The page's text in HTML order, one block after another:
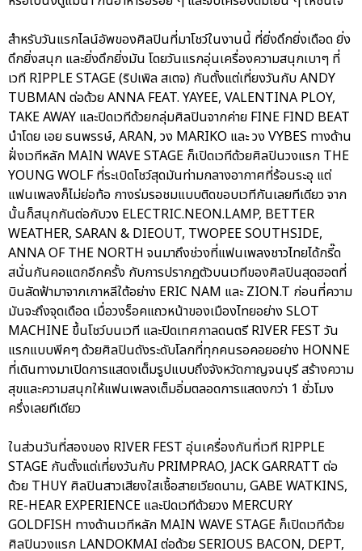
สำหรับวันแรกไลน์อัพของศิลปินที่มาโชว์ในงานนี้ ที่ยิ่งดึกยิ่งเดือด ยิ่ง
ดึกยิ่งสนุก และยิ่งดึกยิ่งมัน โดยวันแรกอุ่นเครื่องความสนุกเบาๆ ที่
เวที RIPPLE STAGE (ริปเพิล สเตจ) กันตั้งแต่เที่ยงวันกับ ANDY
TUBMAN ต่อด้วย ANNA FEAT. YAYEE, VALENTINA PLOY,
TAKE AWAY และปิดเวทีด้วยกลุ่มศิลปินจากค่าย FINE FIND BEAT
นำโดย เอย ธนพรรษ์, ARAN, วง MARIKO และ วง VYBES ทางด้าน
ฝั่งเวทีหลัก MAIN WAVE STAGE ก็เปิดเวทีด้วยศิลปินวงแรก THE
YOUNG WOLF ที่ระเบิดโชว์สุดมันท่ามกลางอากาศที่ร้อนระอุ แต่
แฟนเพลงก็ไม่ย่อท้อ กางร่มรอชมแบบติดขอบเวทีกันเลยทีเดียว จาก
นั้นก็สนุกกันต่อกับวง ELECTRIC.NEON.LAMP, BETTER
WEATHER, SARAN & DIEOUT, TWOPEE SOUTHSIDE,
ANNA OF THE NORTH จนมาถึงช่วงที่แฟนเพลงชาวไทยได้กรี๊ด
สนั่นกันคอแตกอีกครั้ง กับการปรากฏตัวบนเวทีของศิลปินสุดฮอตที่
บินลัดฟ้ามาจากเกาหลีใต้อย่าง ERIC NAM และ ZION.T ก่อนที่ความ
มันจะถึงจุดเดือด เมื่อวงร็อคแถวหน้าของเมืองไทยอย่าง SLOT
MACHINE ขึ้นโชว์บนเวที และปิดเทศกาลดนตรี RIVER FEST วัน
แรกแบบพีคๆ ด้วยศิลปินดังระดับโลกที่ทุกคนรอคอยอย่าง HONNE
ที่เดินทางมาเปิดการแสดงเต็มรูปแบบถึงจังหวัดกาญจนบุรี สร้างความ
สุขและความสนุกให้แฟนเพลงเต็มอิ่มตลอดการแสดงกว่า 1 ชั่วโมง
ครึ่งเลยทีเดียว
ในส่วนวันที่สองของ RIVER FEST อุ่นเครื่องกันที่เวที RIPPLE
STAGE กันตั้งแต่เที่ยงวันกับ PRIMPRAO, JACK GARRATT ต่อ
ด้วย THUY ศิลปินสาวเสียงใสเชื้อสายเวียดนาม, GABE WATKINS,
RE-HEAR EXPERIENCE และปิดเวทีด้วยวง MERCURY
GOLDFISH ทางด้านเวทีหลัก MAIN WAVE STAGE ก็เปิดเวทีด้วย
ศิลปินวงแรก LANDOKMAI ต่อด้วย SERIOUS BACON, DEPT,